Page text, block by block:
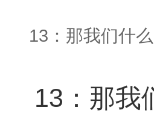
13：那我们什
13：那我